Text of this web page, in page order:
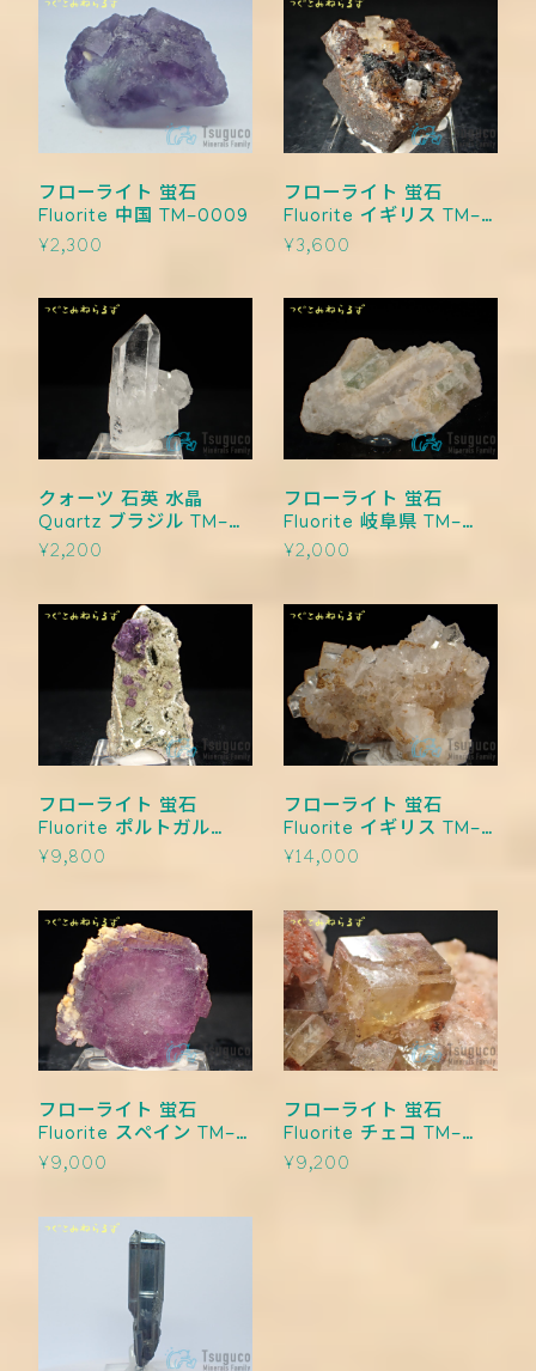
フローライト 蛍石
Fluorite 中国 TM-0009
¥2,300
フローライト 蛍石
Fluorite イギリス TM-
0008
¥3,600
クォーツ 石英 水晶
Quartz ブラジル TM-
0007
¥2,200
フローライト 蛍石
Fluorite 岐阜県 TM-
0006
¥2,000
フローライト 蛍石
Fluorite ポルトガル
TM-0005
¥9,800
フローライト 蛍石
Fluorite イギリス TM-
0004
¥14,000
フローライト 蛍石
Fluorite スペイン TM-
0003
¥9,000
フローライト 蛍石
Fluorite チェコ TM-
0002
¥9,200